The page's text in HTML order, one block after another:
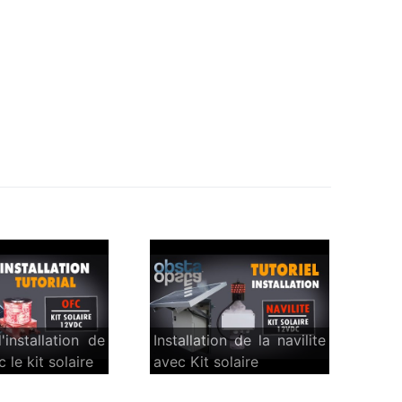
de
le kit solaire
Installation de la navilite
avec Kit solaire